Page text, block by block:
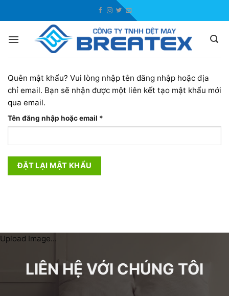
Quên mật khẩu? Vui lòng nhập tên đăng nhập hoặc địa
chỉ email. Bạn sẽ nhận được một liên kết tạo mật khẩu mới
qua email.
Tên đăng nhập hoặc email *
buộc
ĐẶT LẠI MẬT KHẨU
LIÊN HỆ VỚI CHÚNG TÔI
Upload Image...